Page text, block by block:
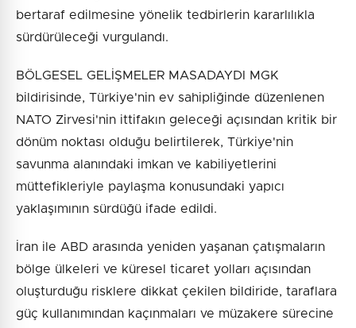
bertaraf edilmesine yönelik tedbirlerin kararlılıkla
sürdürüleceği vurgulandı.
BÖLGESEL GELİŞMELER MASADAYDI MGK
bildirisinde, Türkiye'nin ev sahipliğinde düzenlenen
NATO Zirvesi'nin ittifakın geleceği açısından kritik bir
dönüm noktası olduğu belirtilerek, Türkiye'nin
savunma alanındaki imkan ve kabiliyetlerini
müttefikleriyle paylaşma konusundaki yapıcı
yaklaşımının sürdüğü ifade edildi.
İran ile ABD arasında yeniden yaşanan çatışmaların
bölge ülkeleri ve küresel ticaret yolları açısından
oluşturduğu risklere dikkat çekilen bildiride, taraflara
güç kullanımından kaçınmaları ve müzakere sürecine